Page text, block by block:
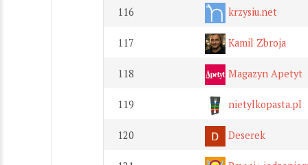
116 krzysiu.net
117 Kamil Zbroja
118 Magazyn Apetyt
119 nietylkopasta.pl
120 Deserek